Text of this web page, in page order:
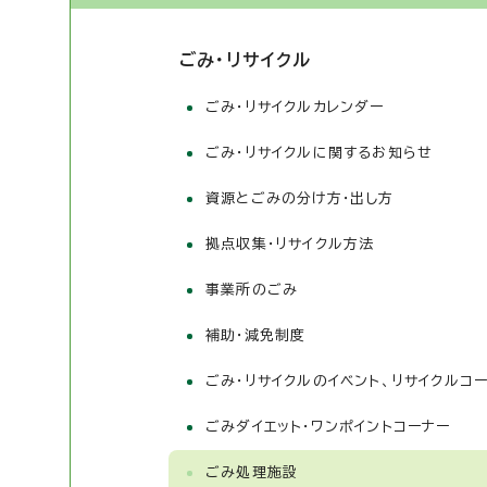
ごみ・リサイクル
ごみ・リサイクルカレンダー
ごみ・リサイクルに関するお知らせ
資源とごみの分け方・出し方
拠点収集・リサイクル方法
事業所のごみ
補助・減免制度
ごみ・リサイクルのイベント、リサイクルコ
ごみダイエット・ワンポイントコーナー
ごみ処理施設